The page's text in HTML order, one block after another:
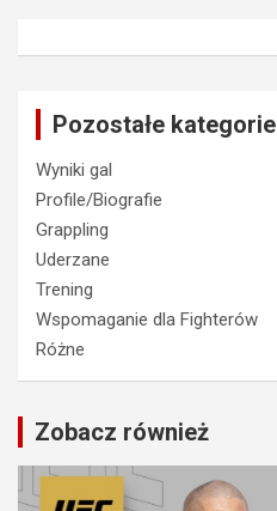
Pozostałe kategorie
Wyniki gal
Profile/Biografie
Grappling
Uderzane
Trening
Wspomaganie dla Fighterów
Różne
Zobacz również